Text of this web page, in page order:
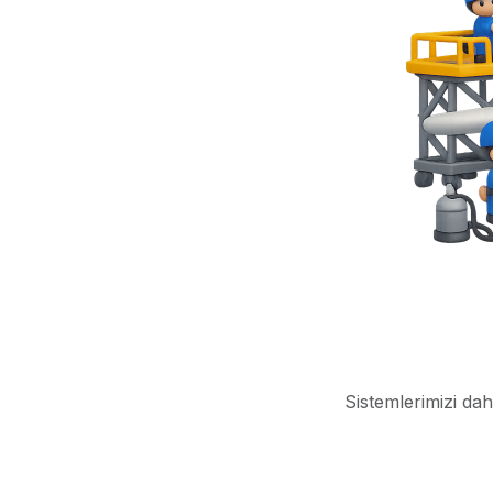
Sistemlerimizi